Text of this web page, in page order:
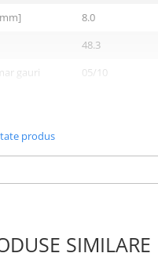
8.0
48.3
gauri
05/10
-? [mm]
3.9
Info
fara butuc roata
acoperit (cu un
protector)
produs
SIMILARE